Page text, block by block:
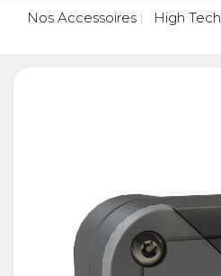
Auvents et
accessoires de
Portage et vélos
Nos Accessoires High Tech